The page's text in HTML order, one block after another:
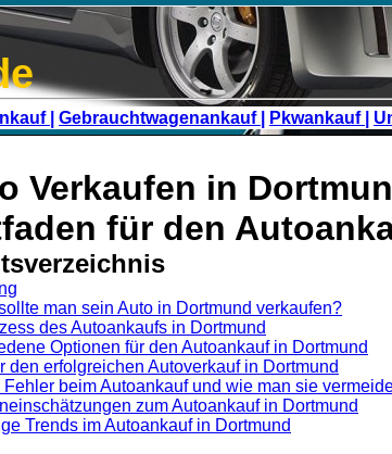
| Gebrauchtwagenankauf | Pkwankauf |
Verkaufen in
für den
man sein Auto in Dortmund verkaufen?
des Autoankaufs in Dortmund
Optionen für den Autoankauf in Dortmund
den erfolgreichen Autoverkauf in Dortmund
Fehler beim Autoankauf und wie man sie
zum Autoankauf in Dortmund
Trends im Autoankauf in Dortmund